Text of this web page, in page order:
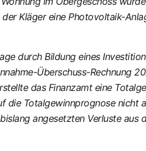
Kläger eine Photovoltaik-
durch Bildung eines
Überschuss-Rechnung
das Finanzamt eine
die Totalgewinnprognose nicht
angesetzten Verluste aus